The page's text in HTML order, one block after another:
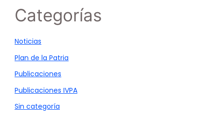
Categorías
Noticias
Plan de la Patria
Publicaciones
Publicaciones IVPA
Sin categoría